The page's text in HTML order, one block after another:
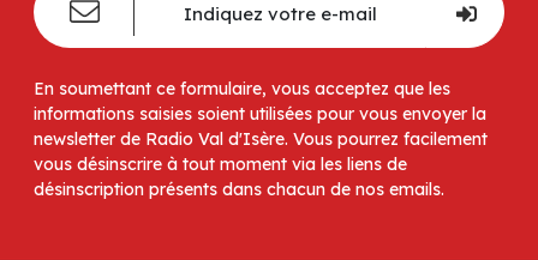
En soumettant ce formulaire, vous acceptez que les
informations saisies soient utilisées pour vous envoyer la
newsletter de Radio Val d'Isère. Vous pourrez facilement
vous désinscrire à tout moment via les liens de
désinscription présents dans chacun de nos emails.